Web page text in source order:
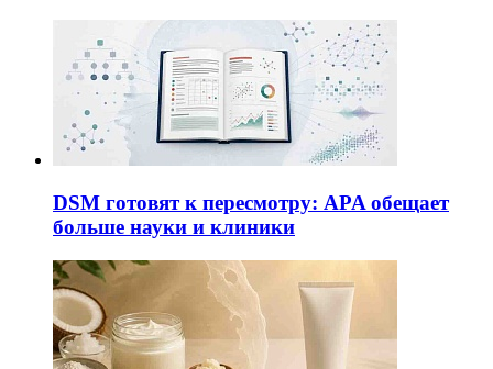
DSM готовят к пересмотру: APA обещает
больше науки и клиники